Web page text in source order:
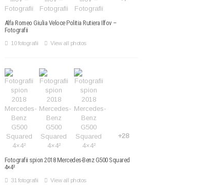
Alfa Romeo Giulia Veloce Politia Rutiera Ilfov –
Fotografii
10 fotografii View all photos
+28
Fotografii spion 2018 Mercedes-Benz G500 Squared
4×4²
31 fotografii View all photos